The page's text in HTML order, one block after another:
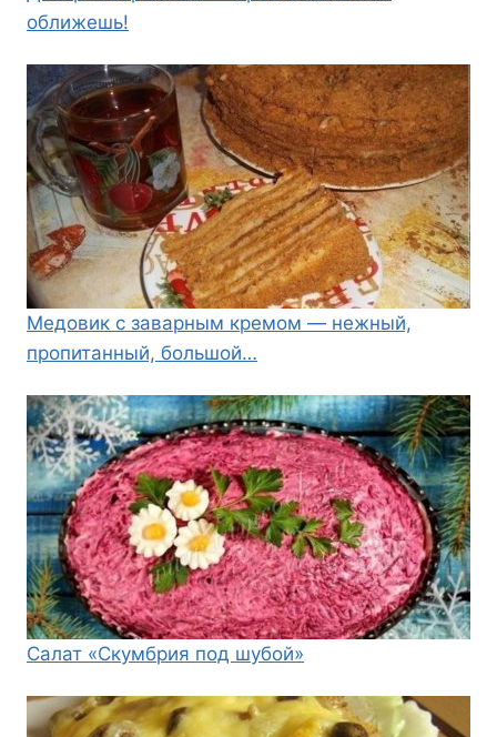
оближешь!
Медовик с заварным кремом — нежный,
пропитанный, большой…
Салат «Скумбрия под шубой»